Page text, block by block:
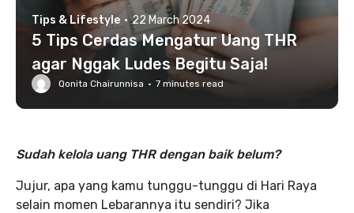
Tips & Lifestyle · 22 March 2024
5 Tips Cerdas Mengatur Uang THR
agar Nggak Ludes Begitu Saja!
Qonita Chairunnisa · 7 minutes read
Sudah kelola uang THR dengan baik belum?
Jujur, apa yang kamu tunggu-tunggu di Hari Raya
selain momen Lebarannya itu sendiri? Jika